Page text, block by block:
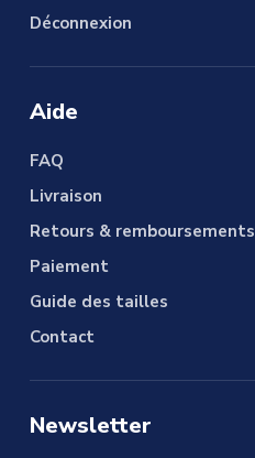
Déconnexion
Aide
FAQ
Livraison
Retours & remboursements
Paiement
Guide des tailles
Contact
Newsletter